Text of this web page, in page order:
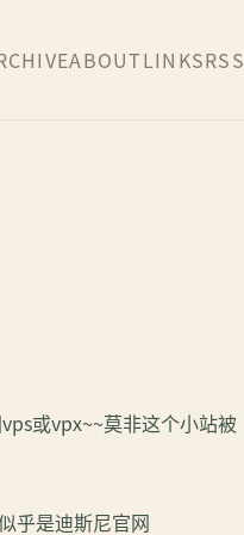
ABOUTLINKSRSS
或vpx~~莫非这个小站被
乎是迪斯尼官网